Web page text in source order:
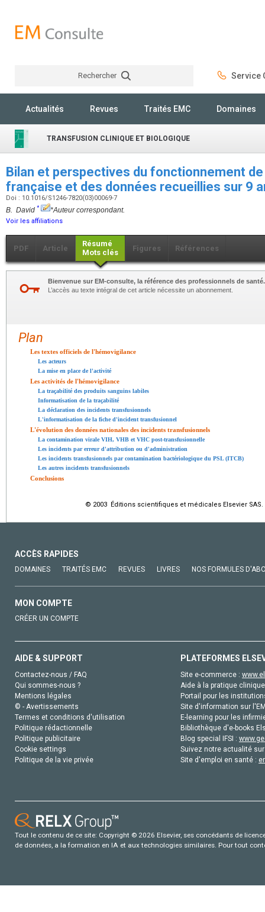
Rechercher Service
Actualités Revues Traités EMC Domaines
TRANSFUSION CLINIQUE ET BIOLOGIQUE
Bilan et perspectives du fonctionnement
française et des données recueillies sur 9
Doi : 10.1016/S1246-7820(03)00069-7
B. David * *Auteur correspondant.
Voir les affiliations
PDF Article
Résumé
Mots clés
Figures Références
Bienvenue sur EM-consulte, la référence des professionnels de santé.
L’accès au texte intégral de cet article nécessite un abonnement.
Plan
Les textes officiels de l'hémovigilance
Les acteurs
La mise en place de l'activité
Les activités de l'hémovigilance
La traçabilité des produits sanguins labiles
Informatisation de la traçabilité
La déclaration des incidents transfusionnels
L'informatisation de la fiche d'incident transfusionnel
L'évolution des données nationales des incidents transfusionnels
La contamination virale VIH, VHB et VHC post-transfusionnelle
Les incidents par erreur d'attribution ou d'administration
Les incidents transfusionnels par contamination bactériologique du PSL (ITCB)
Les autres incidents transfusionnels
Conclusions
© 2003 Éditions scientifiques et médicales Elsevier SAS.
ACCÈS RAPIDES
DOMAINES TRAITÉS EMC REVUES LIVRES NOS FORMULES
MON COMPTE
CRÉER UN COMPTE
AIDE & SUPPORT
Contactez-nous / FAQ
Qui sommes-nous ?
Mentions légales
© - Avertissements
Termes et conditions d'utilisation
Politique rédactionnelle
Politique publicitaire
Cookie settings
Politique de la vie privée
PLATEFORMES
Site e-commerce :
Aide à la pratique
Portail pour les
Site d'information sur
E-learning pour les
Bibliothèque d'e-books
Blog special IFSI :
Suivez notre actualité
Site d'emploi en santé :
Tout le contenu de ce site: Copyright © 2026 Elsevier, ses concédants de
de données, a la formation en IA et aux technologies similaires. Pour tout